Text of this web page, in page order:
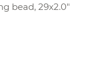
bead, 29x2.0"